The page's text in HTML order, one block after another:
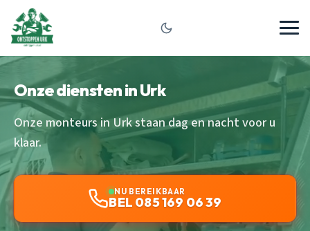
Onze diensten in Urk
Onze monteurs in Urk staan dag en nacht voor u
klaar.
NU BEREIKBAAR
BEL 085 169 06 39